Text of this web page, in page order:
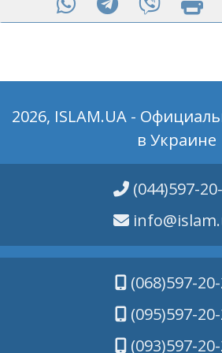
2026, ISLAM.UA -
в Украине
(044)597-
(068)597-
(095)597-
(093)597-